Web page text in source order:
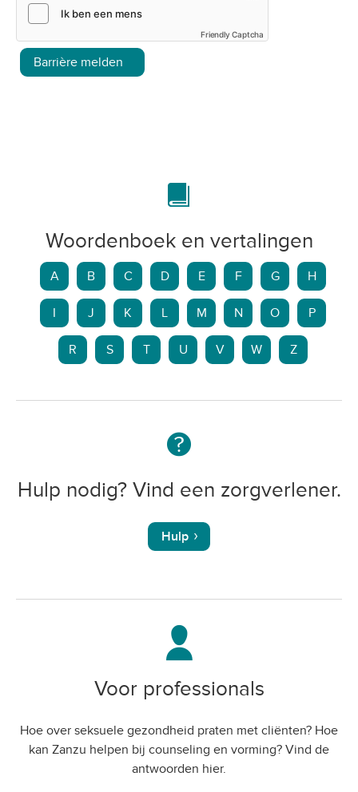
Friendly Captcha
Barrière melden
Woordenboek en vertalingen
A B C D E F G H
J K L M N O P
R S T U V W Z
Hulp nodig? Vind een zorgverlener.
Hulp
Voor professionals
Hoe over seksuele gezondheid praten met cliënten? Hoe
kan Zanzu helpen bij counseling en vorming? Vind de
antwoorden hier.